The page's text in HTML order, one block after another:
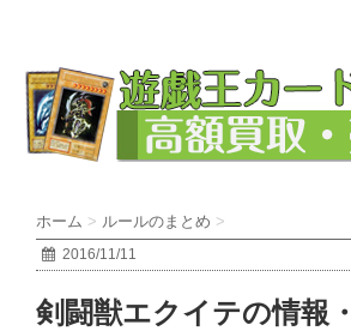
ホーム > ルールのまとめ >
2016/11/11
剣闘獣エクイテの情報